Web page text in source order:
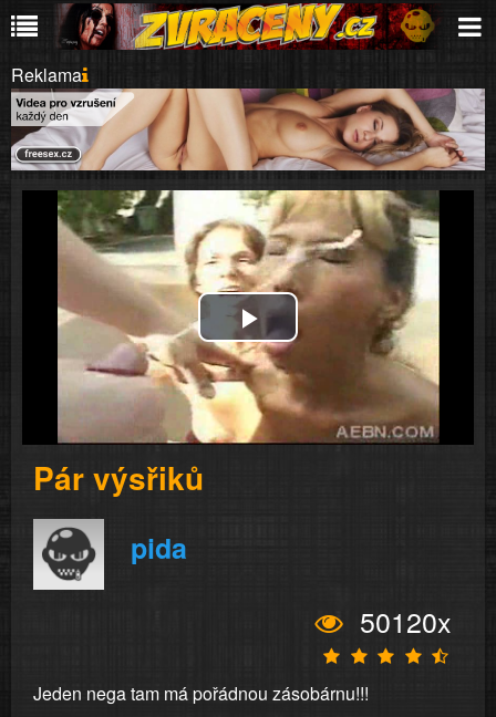
Reklama
Play
Video
Pár výsřiků
pida
50120x
Jeden nega tam má pořádnou zásobárnu!!!